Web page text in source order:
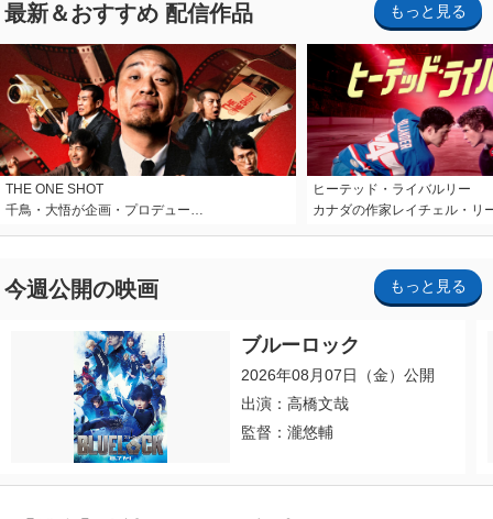
最新＆おすすめ 配信作品 もっと見る
THE ONE SHOT
千鳥・大悟が企画・プロデュー…
ヒーテッド・ライバルリー
カナダの作家レイチェル・リ
今週公開の映画 もっと見る
ブルーロック
2026年08月07日（金）公開
出演：高橋文哉
監督：瀧悠輔